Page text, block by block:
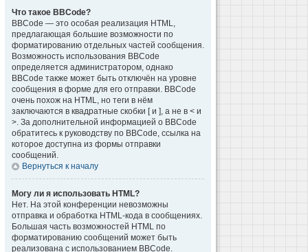
Что такое BBCode?
BBCode — это особая реализация HTML,
предлагающая большие возможности по
форматированию отдельных частей сообщения.
Возможность использования BBCode
определяется администратором, однако
BBCode также может быть отключён на уровне
сообщения в форме для его отправки. BBCode
очень похож на HTML, но теги в нём
заключаются в квадратные скобки [ и ], а не в < и
>. За дополнительной информацией о BBCode
обратитесь к руководству по BBCode, ссылка на
которое доступна из формы отправки
сообщений.
Вернуться к началу
Могу ли я использовать HTML?
Нет. На этой конференции невозможны
отправка и обработка HTML-кода в сообщениях.
Большая часть возможностей HTML по
форматированию сообщений может быть
реализована с использованием BBCode.